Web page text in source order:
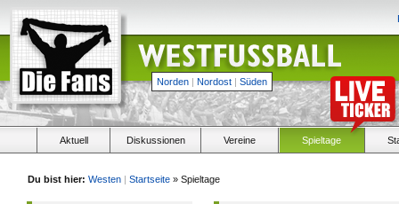
Norden | Nordost | Süden
Aktuell Diskussionen Vereine Spieltage
Du bist hier: Westen | Startseite » Spieltage